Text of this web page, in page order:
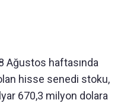
Ağustos haftasında
hisse senedi stoku,
670,3 milyon dolara